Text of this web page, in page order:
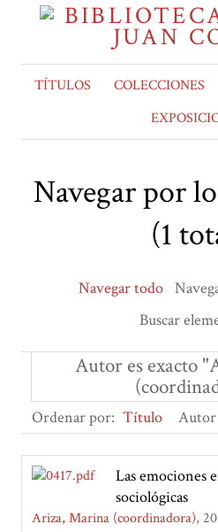
TÍTULOS COLECCIONES
Navegar por
(1
Navegar todo
Buscar
Autor es exacto
Ordenar por: Título Autor
Las emociones
sociológicas
Ariza, Marina (coordinadora)